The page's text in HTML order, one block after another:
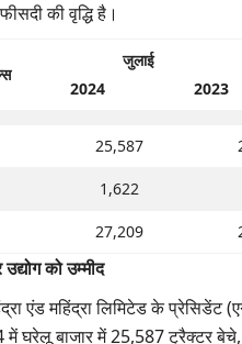
की वृद्धि है।
जुलाई
2024
2023
25,587
1,622
27,209
को उम्मीद
एंड महिंद्रा लिमिटेड के प्रेसिडेंट
घरेलू बाजार में 25,587 ट्रैक्टर